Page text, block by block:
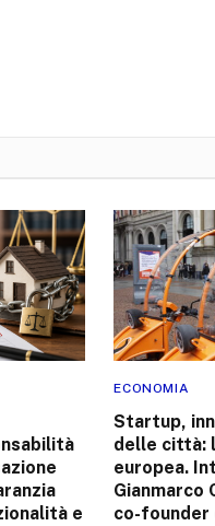
e
ECONOMIA
Startup,
delle città:
europea.
Gianmarco
co-founder